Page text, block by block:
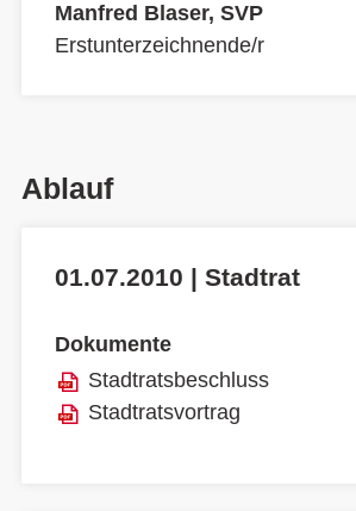
Manfred Blaser, SVP
Erstunterzeichnende/r
Ablauf
01.07.2010 | Stadtrat
Dokumente
Stadtratsbeschluss
Stadtratsvortrag